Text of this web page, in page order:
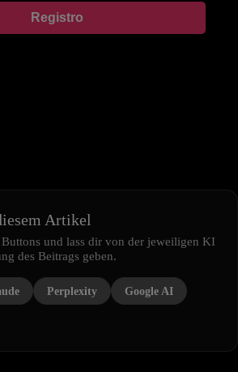
Registro
Artikel
und lass dir von der jeweiligen KI
des Beitrags geben.
Perplexity Google AI